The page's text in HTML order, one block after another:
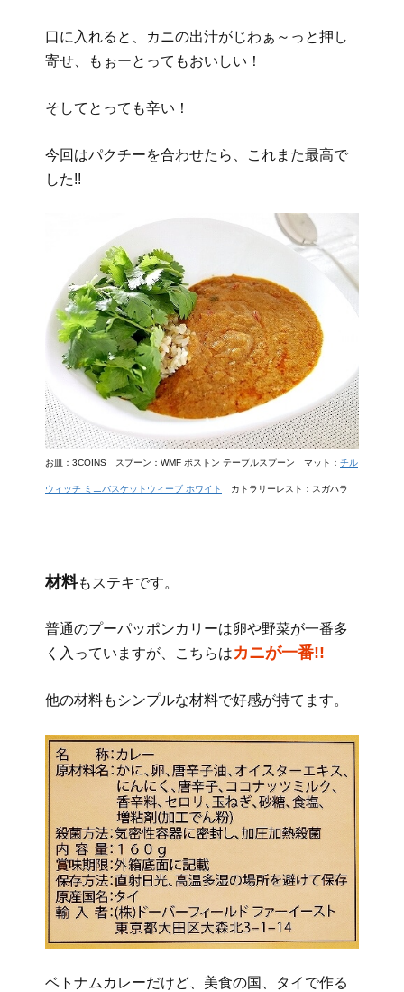
口に入れると、カニの出汁がじわぁ～っと押し
寄せ、もぉーとってもおいしい！
そしてとっても辛い！
今回はパクチーを合わせたら、これまた最高で
した!!
お皿：3COINS スプーン：WMF ボストン テーブルスプーン マット： チル
ウィッチ ミニバスケットウィーブ ホワイト カトラリーレスト：スガハラ
材料もステキです。
普通のプーパッポンカリーは卵や野菜が一番多
く入っていますが、こちらはカニが一番!!
他の材料もシンプルな材料で好感が持てます。
ベトナムカレーだけど、美食の国、タイで作る